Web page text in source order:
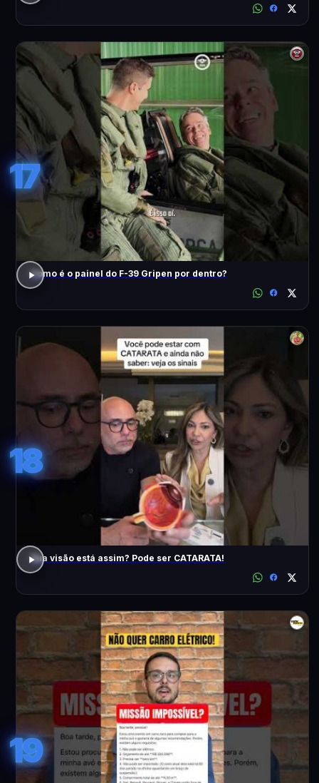
17
Como é o painel do F-39 Gripen por dentro?
18
Sua visão está assim? Pode ser CATARATA!
19